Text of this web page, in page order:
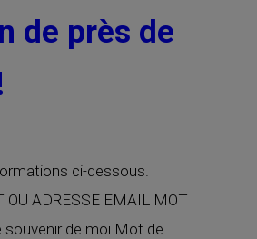
de près de
ci-dessous.
OU ADRESSE EMAIL MOT
souvenir de moi Mot de